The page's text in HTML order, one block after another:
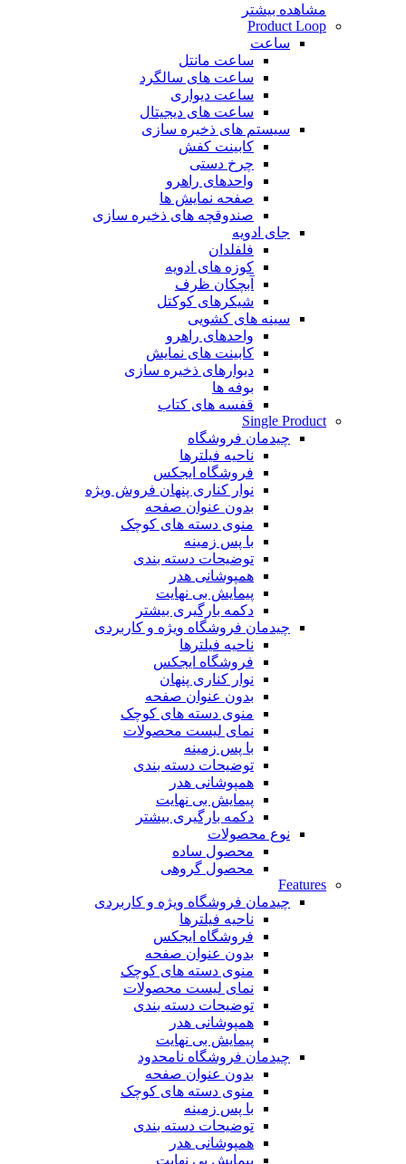
مشاهده بیشتر
Product Loop
ساعت
ساعت مانتل
ساعت های سالگرد
ساعت دیواری
ساعت های دیجیتال
سیستم های ذخیره سازی
کابینت کفش
چرخ دستی
واحدهای راهرو
صفحه نمایش ها
صندوقچه های ذخیره سازی
جای ادویه
فلفلدان
کوزه های ادویه
آبچکان ظرف
شیکرهای کوکتل
سینه های کشویی
واحدهای راهرو
کابینت های نمایش
دیوارهای ذخیره سازی
بوفه ها
قفسه های کتاب
Single Product
چیدمان فروشگاه
ناحیه فیلترها
فروشگاه ایجکس
نوار کناری پنهان فروش ویژه
بدون عنوان صفحه
منوی دسته های کوچک
با پس زمینه
توضیحات دسته بندی
همپوشانی هدر
پیمایش بی نهایت
دکمه بارگیری بیشتر
چیدمان فروشگاه ویژه و کاربردی
ناحیه فیلترها
فروشگاه ایجکس
نوار کناری پنهان
بدون عنوان صفحه
منوی دسته های کوچک
نمای لیست محصولات
با پس زمینه
توضیحات دسته بندی
همپوشانی هدر
پیمایش بی نهایت
دکمه بارگیری بیشتر
نوع محصولات
محصول ساده
محصول گروهی
Features
چیدمان فروشگاه ویژه و کاربردی
ناحیه فیلترها
فروشگاه ایجکس
بدون عنوان صفحه
منوی دسته های کوچک
نمای لیست محصولات
توضیحات دسته بندی
همپوشانی هدر
پیمایش بی نهایت
چیدمان فروشگاه نامحدود
بدون عنوان صفحه
منوی دسته های کوچک
با پس زمینه
توضیحات دسته بندی
همپوشانی هدر
پیمایش بی نهایت